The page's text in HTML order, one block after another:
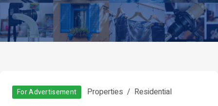
For Advertisement Properties Residential